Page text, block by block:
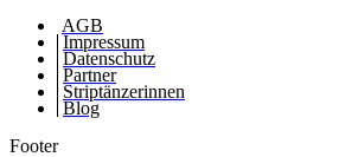
AGB
Impressum
Datenschutz
Partner
Striptänzerinnen
Blog
Footer